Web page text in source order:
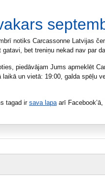
notiks Carcassonne Latvijas
bet treniņu nekad nav par
piedāvājam Jums apmeklēt
un vietā: 19:00, galda spēļu
tagad ir sava lapaarī